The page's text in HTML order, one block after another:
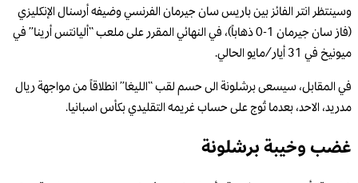
وسينتظر انتر الفائز بين باريس سان جيرمان الفرنسي وضيفه أرسنال الإنكليزي
(فاز سان جيرمان 1-0 ذهاباً)، في النهائي المقرر على ملعب “أليانتس أرينا” في
ميونيخ في 31 أيار/مايو الحالي.
في المقابل، سيسعى برشلونة الى حسم لقب “الليغا” انطلاقاً من مواجهة ريال
مدريد، الاحد، بعدما تُوج على حساب غريمه التقليدي بكأس اسبانيا.
غضب وخيبة برشلونة